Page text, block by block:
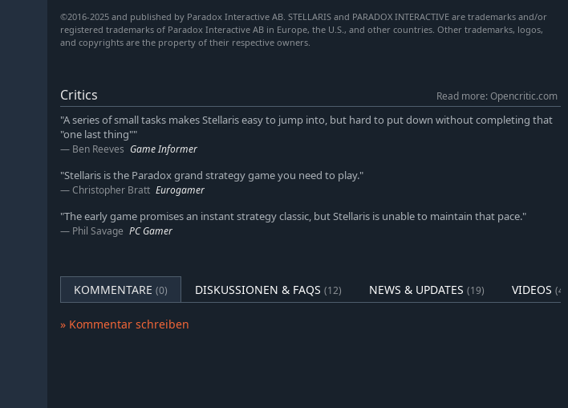
die Kraft des Wassers, um Welten zu gestalten.
©2016-2025 and published by Paradox Interactive AB. STELLARIS and PARADOX INTERACTIVE are trademarks and/or
registered trademarks of Paradox Interactive AB in Europe, the U.S., and other countries. Other trademarks, logos,
and copyrights are the property of their respective owners.
Critics
Read more: Opencritic.com
"A series of small tasks makes Stellaris easy to jump into, but hard to put down without completing that
"one last thing""
Ben Reeves Game Informer
"Stellaris is the Paradox grand strategy game you need to play."
Christopher Bratt Eurogamer
"The early game promises an instant strategy classic, but Stellaris is unable to maintain that pace."
Phil Savage PC Gamer
KOMMENTARE (0) DISKUSSIONEN & FAQS (12) NEWS & UPDATES (19) VIDEOS (41)
» Kommentar schreiben